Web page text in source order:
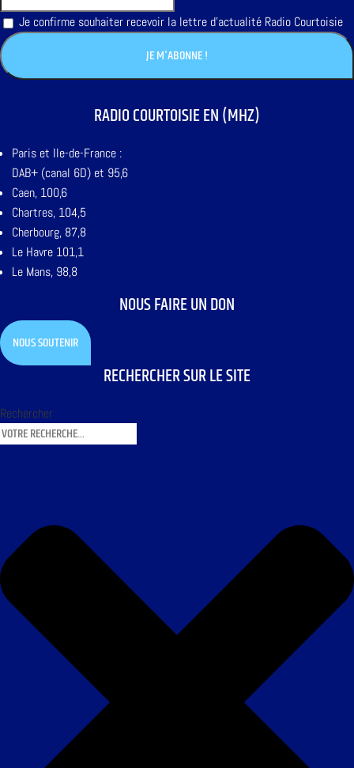
Je confirme souhaiter recevoir la lettre d'actualité Radio Courtoisie
RADIO COURTOISIE EN (MHZ)
Paris et Ile-de-France :
DAB+ (canal 6D) et 95,6
Caen, 100,6
Chartres, 104,5
Cherbourg, 87,8
Le Havre 101,1
Le Mans, 98,8
NOUS FAIRE UN DON
NOUS SOUTENIR
RECHERCHER SUR LE SITE
Rechercher